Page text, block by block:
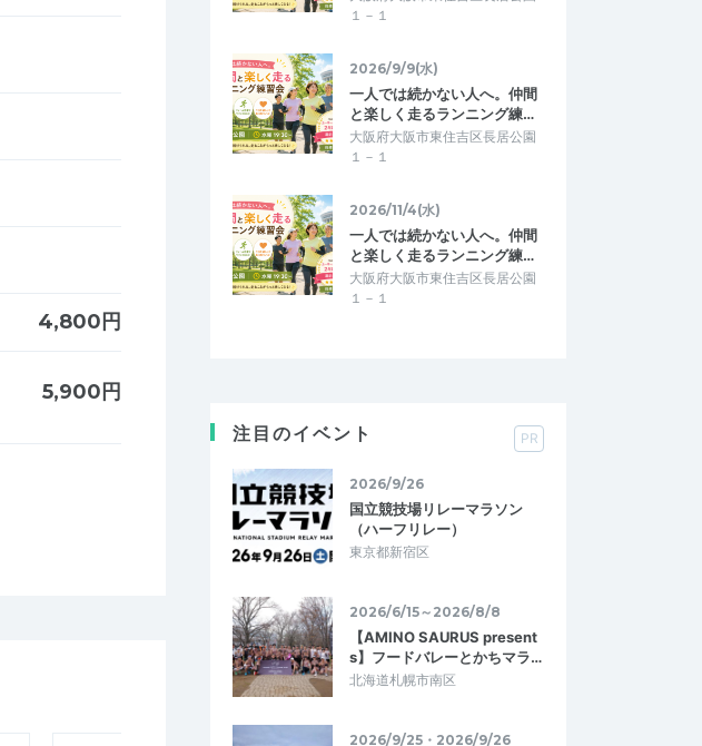
4,800円
5,900円
１－１
2026/9/9(水)
一人では続かない人へ。仲間
と楽しく走るランニング練…
大阪府大阪市東住吉区長居公園
１－１
2026/11/4(水)
一人では続かない人へ。仲間
と楽しく走るランニング練…
大阪府大阪市東住吉区長居公園
１－１
注目のイベント PR
2026/9/26
国立競技場リレーマラソン
（ハーフリレー）
東京都新宿区
2026/6/15～2026/8/8
【AMINO SAURUS present
s】フードバレーとかちマラ…
北海道札幌市南区
2026/9/25・2026/9/26